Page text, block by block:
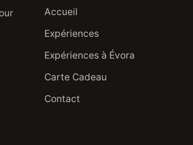
Accueil
Expériences
Expériences à Évora
Carte Cadeau
Contact